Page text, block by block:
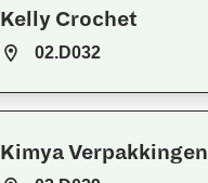
Kelly Crochet
02.D032
Kimya Verpakkingen